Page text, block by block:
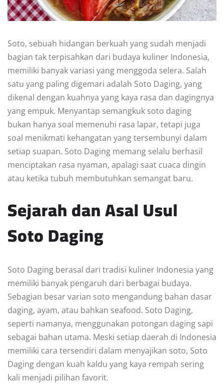
Soto, sebuah hidangan berkuah yang sudah menjadi
bagian tak terpisahkan dari budaya kuliner Indonesia,
memiliki banyak variasi yang menggoda selera. Salah
satu yang paling digemari adalah Soto Daging, yang
dikenal dengan kuahnya yang kaya rasa dan dagingnya
yang empuk. Menyantap semangkuk soto daging
bukan hanya soal memenuhi rasa lapar, tetapi juga
soal menikmati kehangatan yang tersembunyi dalam
setiap suapan. Soto Daging memang selalu berhasil
menciptakan rasa nyaman, apalagi saat cuaca dingin
atau ketika tubuh membutuhkan semangat baru.
Sejarah dan Asal Usul
Soto Daging
Soto Daging berasal dari tradisi kuliner Indonesia yang
memiliki banyak pengaruh dari berbagai budaya.
Sebagian besar varian soto mengandung bahan dasar
daging, ayam, atau bahkan seafood. Soto Daging,
seperti namanya, menggunakan potongan daging sapi
sebagai bahan utama. Meski setiap daerah di Indonesia
memiliki cara tersendiri dalam menyajikan soto, Soto
Daging dengan kuah kaldu yang kaya rempah sering
kali menjadi pilihan favorit.